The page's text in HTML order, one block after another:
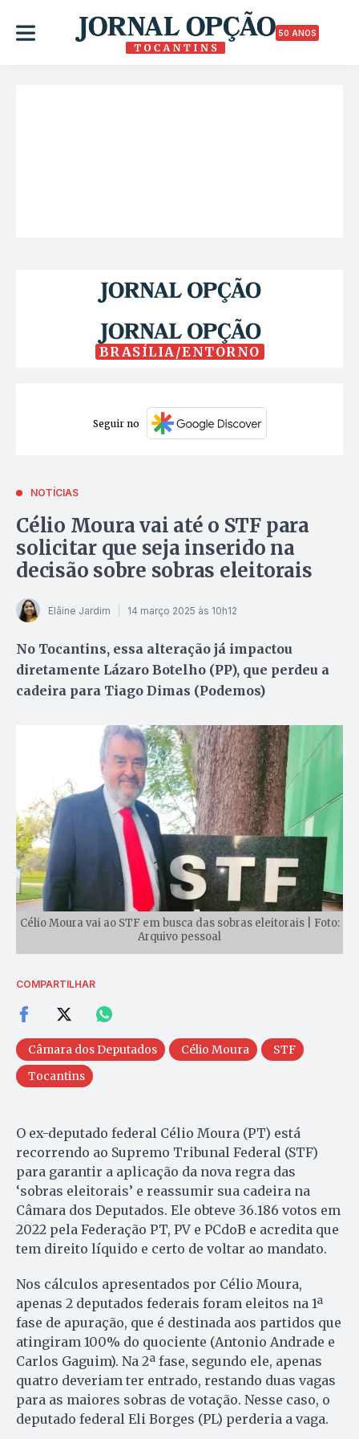
50 ANOS
BRASÍLIA/ENTORNO
Seguir no
NOTÍCIAS
Célio Moura vai até o STF para
solicitar que seja inserido na
decisão sobre sobras eleitorais
Elâine Jardim 14 março 2025 às 10h12
No Tocantins, essa alteração já impactou
diretamente Lázaro Botelho (PP), que perdeu a
cadeira para Tiago Dimas (Podemos)
Célio Moura vai ao STF em busca das sobras eleitorais | Foto:
Arquivo pessoal
COMPARTILHAR
Câmara dos Deputados Célio Moura
STF
Tocantins
O ex-deputado federal Célio Moura (PT) está
recorrendo ao Supremo Tribunal Federal (STF)
para garantir a aplicação da nova regra das
‘sobras eleitorais’ e reassumir sua cadeira na
Câmara dos Deputados. Ele obteve 36.186 votos em
2022 pela Federação PT, PV e PCdoB e acredita que
tem direito líquido e certo de voltar ao mandato.
Nos cálculos apresentados por Célio Moura,
apenas 2 deputados federais foram eleitos na 1ª
fase de apuração, que é destinada aos partidos que
atingiram 100% do quociente (Antonio Andrade e
Carlos Gaguim). Na 2ª fase, segundo ele, apenas
quatro deveriam ter entrado, restando duas vagas
para as maiores sobras de votação. Nesse caso, o
deputado federal Eli Borges (PL) perderia a vaga.